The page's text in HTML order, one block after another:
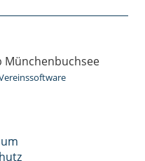
Münchenbuchsee